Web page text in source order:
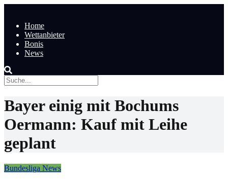
Home
Wettanbieter
Bonis
News
Bayer einig mit Bochums
Oermann: Kauf mit Leihe
geplant
Bundesliga News